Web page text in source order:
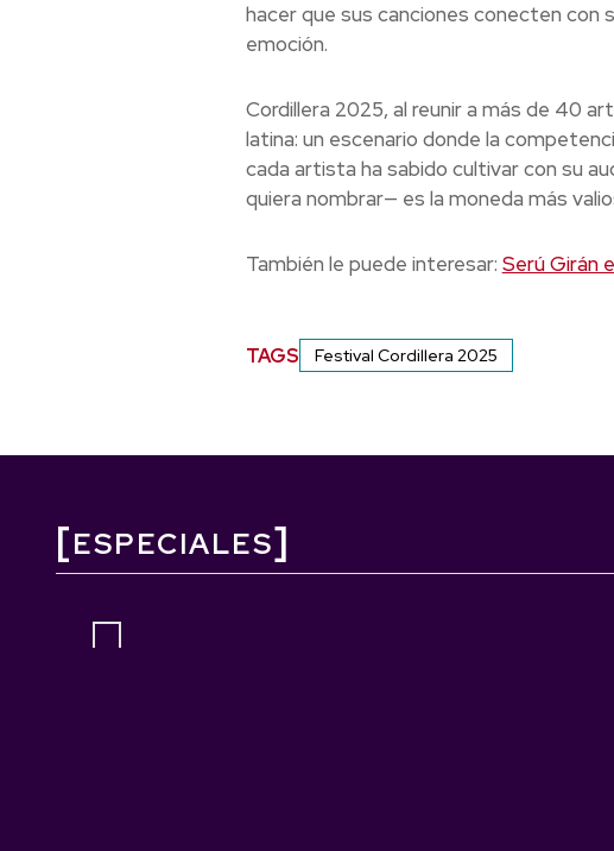
hacer que sus canciones conecten con
emoción.
Cordillera 2025, al reunir a más de 40
latina: un escenario donde la
cada artista ha sabido cultivar con su
quiera nombrar— es la moneda más
También le puede interesar: Serú Girán
TAGS Festival Cordillera 2025
ESPECIALES